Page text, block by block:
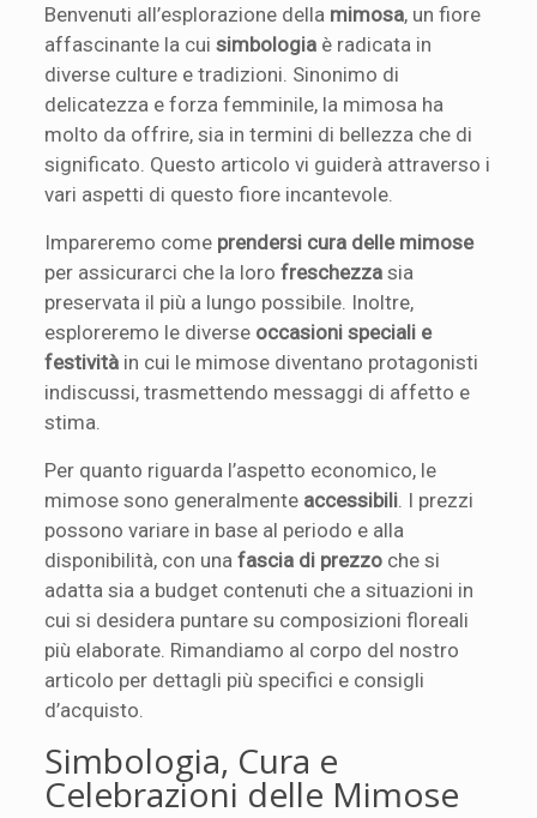
Benvenuti all’esplorazione della mimosa, un fiore
affascinante la cuisimbologia è radicata in
diverse culture e tradizioni. Sinonimo di
delicatezza e forza femminile, la mimosa ha
molto da offrire, sia in termini di bellezza che di
significato. Questo articolo vi guiderà attraverso i
vari aspetti di questo fiore incantevole.
Impareremo come prendersi cura delle mimose
per assicurarci che la lorofreschezza sia
preservata il più a lungo possibile. Inoltre,
esploreremo le diverse occasioni speciali e
festività in cui le mimose diventano protagonisti
indiscussi, trasmettendo messaggi di affetto e
stima.
Per quanto riguarda l’aspetto economico, le
mimose sono generalmente accessibili . I prezzi
possono variare in base al periodo e alla
disponibilità, con unafascia di prezzo che si
adatta sia a budget contenuti che a situazioni in
cui si desidera puntare su composizioni floreali
più elaborate. Rimandiamo al corpo del nostro
articolo per dettagli più specifici e consigli
d’acquisto.
Simbologia, Cura e
Celebrazioni delle Mimose